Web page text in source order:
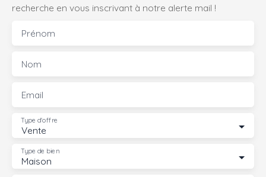
recherche en vous inscrivant à notre alerte mail !
Prénom
Nom
Email
Vente
Type d'offre
Maison
Type de bien